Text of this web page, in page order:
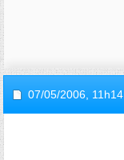
07/05/2006, 11h14